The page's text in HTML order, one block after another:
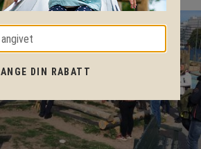
ANGE DIN RABATT